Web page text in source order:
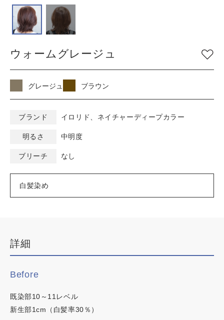
イロリド
ヒカリナス
ベージュ
シルバー
ブラウン
ピンク
マット/グリーン
レッド
オレンジ
バイオレット/パープ
イエロー/ホワイト
ブルーブラック
デザインカラー
韓国・ワンホン
明るい白髪染め
時短カラー
ノンジアミンカラー
ウォームグレージュ
グレージュ ブラウン
ブランド イロリド、ネイチャーディープカラー
明るさ 中明度
ブリーチ なし
白髪染め
詳細
Before
既染部10～11レベル
新生部1cm（白髪率30％）